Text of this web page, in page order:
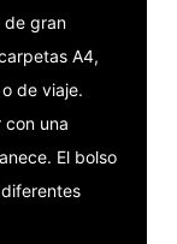
de gran
A4,
de viaje.
con una
El bolso